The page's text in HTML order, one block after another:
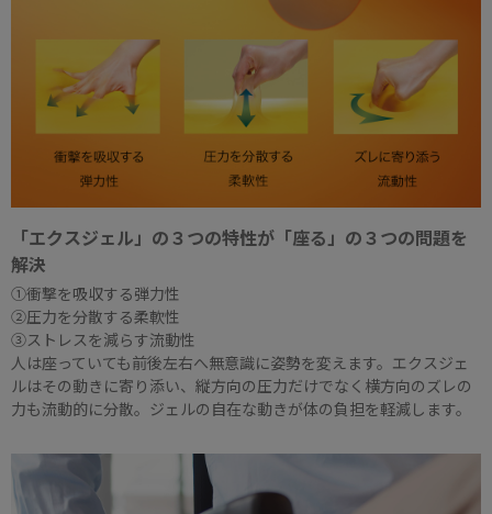
「エクスジェル」の３つの特性が「座る」の３つの問題を
解決
①衝撃を吸収する弾力性
②圧力を分散する柔軟性
③ストレスを減らす流動性
人は座っていても前後左右へ無意識に姿勢を変えます。エクスジェ
ルはその動きに寄り添い、縦方向の圧力だけでなく横方向のズレの
力も流動的に分散。ジェルの自在な動きが体の負担を軽減します。